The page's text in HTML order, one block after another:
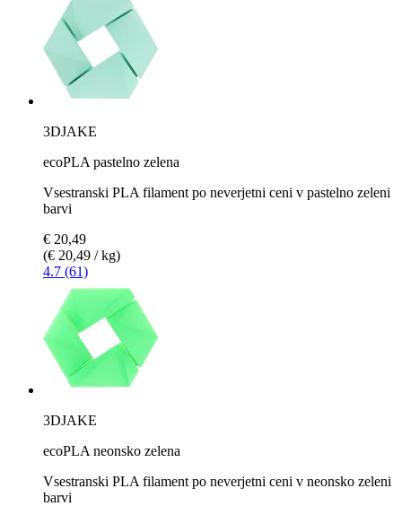
3DJAKE
ecoPLA pastelno zelena
Vsestranski PLA filament po neverjetni ceni v pastelno zeleni
barvi
€ 20,49
(€ 20,49 / kg)
4.7 (61)
3DJAKE
ecoPLA neonsko zelena
Vsestranski PLA filament po neverjetni ceni v neonsko zeleni
barvi